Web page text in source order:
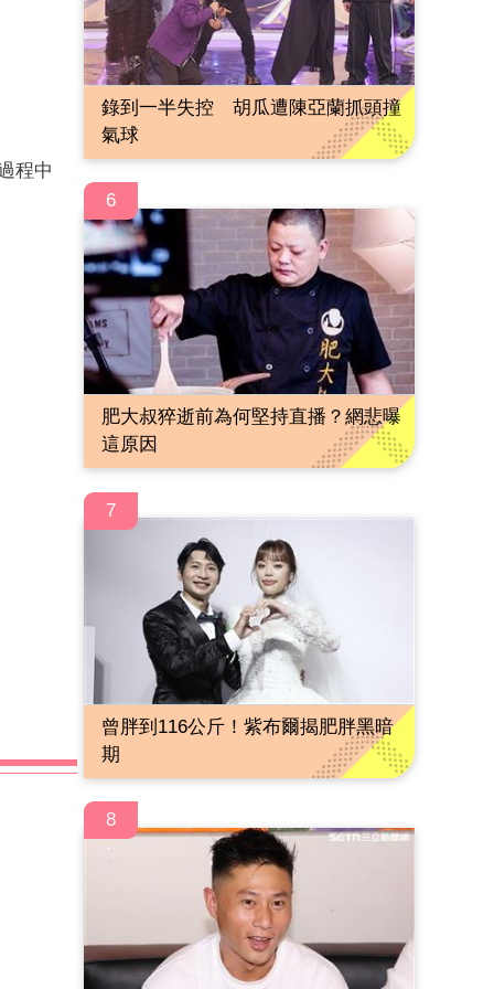
程中
錄到一半失控 胡瓜遭陳亞蘭抓頭撞
氣球
6
肥大叔猝逝前為何堅持直播？網悲曝
這原因
7
曾胖到116公斤！紫布爾揭肥胖黑暗
期
8